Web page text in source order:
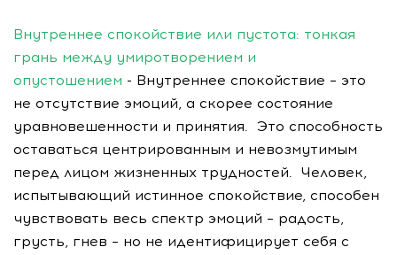
Внутреннее спокойствие или пустота: тонкая
грань между умиротворением и
опустошением - Внутреннее спокойствие – это
не отсутствие эмоций, а скорее состояние
уравновешенности и принятия. Это способность
оставаться центрированным и невозмутимым
перед лицом жизненных трудностей. Человек,
испытывающий истинное спокойствие, способен
чувствовать весь спектр эмоций – радость,
грусть, гнев – но не идентифицирует себя с